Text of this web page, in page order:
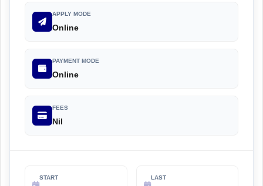
APPLY MODE
Online
PAYMENT MODE
Online
FEES
Nil
START LAST